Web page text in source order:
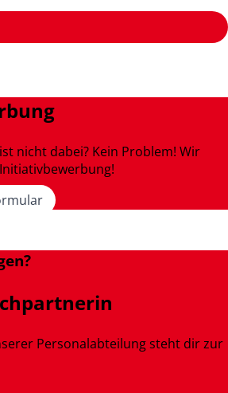
nicht dabei? Kein Problem! Wir
Personalabteilung steht dir zur